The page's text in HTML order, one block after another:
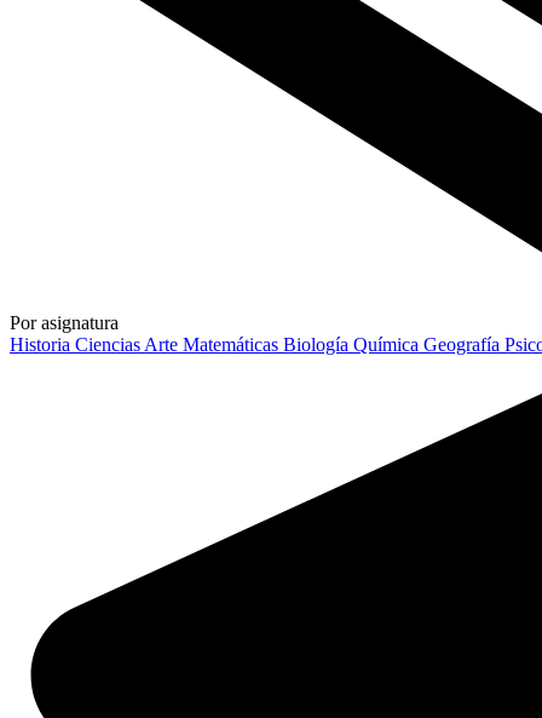
Por asignatura
Historia Ciencias Arte Matemáticas Biología Química Geografía